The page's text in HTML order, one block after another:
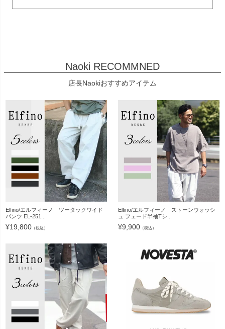
Naoki RECOMMNED
店長Naokiおすすめアイテム
Elfino/エルフィーノ ツータックワイド
パンツ EL-251...
¥19,800 （税込）
Elfino/エルフィーノ ストーンウォッシ
ュ フェード半袖Tシ...
¥9,900 （税込）